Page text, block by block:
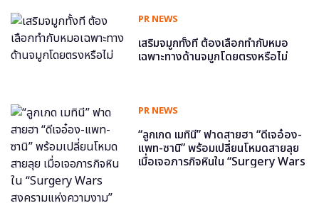
PR NEWS
เสริมจมูกทั้งที ต้องเลือกทำกับหมอ
เฉพาะทางด้านจมูกโดยตรงหรือไม่
PR NEWS
“ลูกเกด เมทินี” ฟาดสายฮา “ดีเจอ๋อง-
แพท-ซานิ” พร้อมเปลี่ยนโหมดสายลุย
เมื่อเจอภารกิจหินใน “Surgery Wars